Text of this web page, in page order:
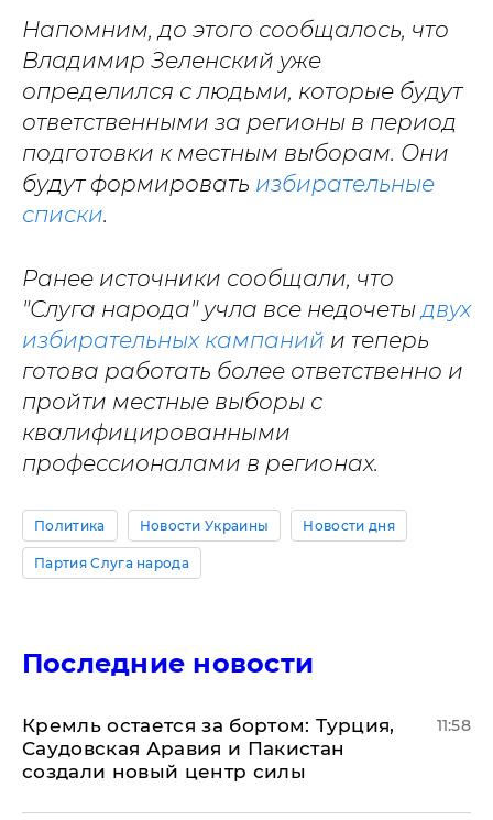
Напомним, до этого сообщалось, что
Владимир Зеленский уже
определился с людьми, которые будут
ответственными за регионы в период
подготовки к местным выборам. Они
будут формировать избирательные
списки.
Ранее источники сообщали, что
"Слуга народа" учла все недочетыдвух
избирательных кампаний и теперь
готова работать более ответственно и
пройти местные выборы с
квалифицированными
профессионалами в регионах.
Политика Новости Украины Новости дня
Партия Слуга народа
Последние новости
​Кремль остается за бортом: Турция,
Саудовская Аравия и Пакистан
создали новый центр силы
11:58